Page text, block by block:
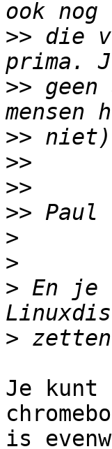
>> die
>> geen
>>
>>
>>
>>
>
>
> En je
>
Je kunt
is